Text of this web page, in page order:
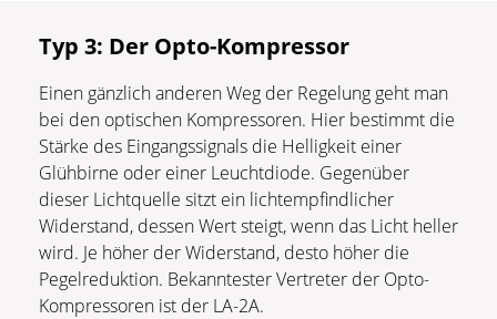
Typ 3: Der Opto-Kompressor
Einen gänzlich anderen Weg der Regelung geht man
bei den optischen Kompressoren. Hier bestimmt die
Stärke des Eingangssignals die Helligkeit einer
Glühbirne oder einer Leuchtdiode. Gegenüber
dieser Lichtquelle sitzt ein lichtempfindlicher
Widerstand, dessen Wert steigt, wenn das Licht heller
wird. Je höher der Widerstand, desto höher die
Pegelreduktion. Bekanntester Vertreter der Opto-
Kompressoren ist der LA-2A.